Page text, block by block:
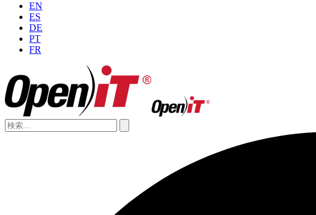
EN
ES
DE
PT
FR